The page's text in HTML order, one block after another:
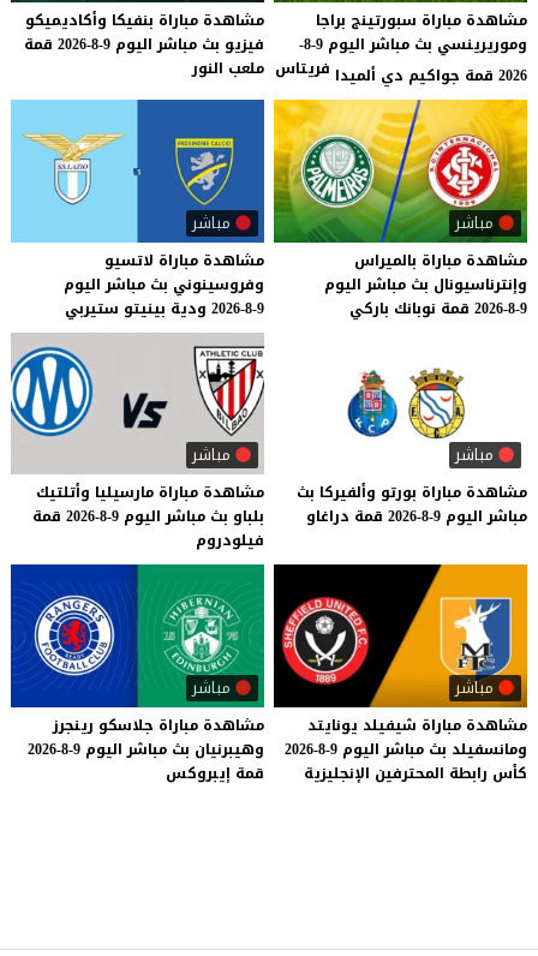
مشاهدة مباراة سبورتينج براجا
وموريرينسي بث مباشر اليوم 9-8-
2026 قمة جواكيم دي ألميدا
فريتاس
مشاهدة مباراة بنفيكا وأكاديميكو
فيزيو بث مباشر اليوم 9-8-2026
قمة
ملعب النور
مباشر
مشاهدة مباراة بالميراس
وإنترناسيونال بث مباشر اليوم
9-8-2026
قمة نوبانك باركي
مباشر
مشاهدة مباراة لاتسيو
وفروسينوني بث مباشر اليوم
9-8-2026
ودية بينيتو ستيربي
مباشر
مشاهدة مباراة بورتو وألفيركا بث
مباشر اليوم 9-8-2026 قمة دراغاو
مباشر
مشاهدة مباراة مارسيليا وأتلتيك
بلباو بث مباشر اليوم 9-8-2026
قمة
فيلودروم
مباشر
مشاهدة مباراة شيفيلد يونايتد
ومانسفيلد بث مباشر اليوم 9-8-2026
كأس رابطة المحترفين الإنجليزية
مباشر
مشاهدة مباراة جلاسكو رينجرز
وهيبرنيان بث مباشر اليوم 9-8-2026
قمة إيبروكس